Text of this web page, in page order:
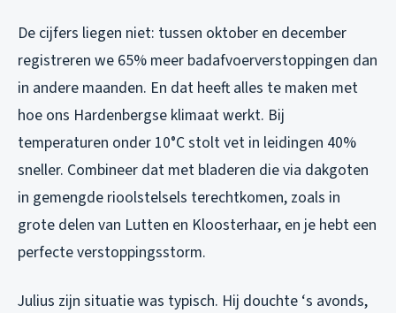
De cijfers liegen niet: tussen oktober en december
registreren we 65% meer badafvoerverstoppingen dan
in andere maanden. En dat heeft alles te maken met
hoe ons Hardenbergse klimaat werkt. Bij
temperaturen onder 10°C stolt vet in leidingen 40%
sneller. Combineer dat met bladeren die via dakgoten
in gemengde rioolstelsels terechtkomen, zoals in
grote delen van Lutten en Kloosterhaar, en je hebt een
perfecte verstoppingsstorm.
Julius zijn situatie was typisch. Hij douchte ‘s avonds,